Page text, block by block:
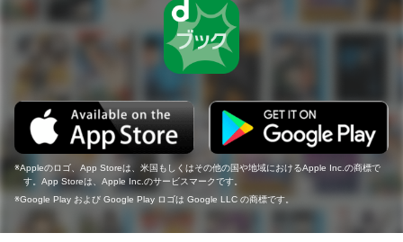
Appleのロゴ、App Storeは、米国もしくはその他の国や地域におけるApple Inc.の商標で
す。App Storeは、Apple Inc.のサービスマークです。
Google Play および Google Play ロゴは Google LLC の商標です。